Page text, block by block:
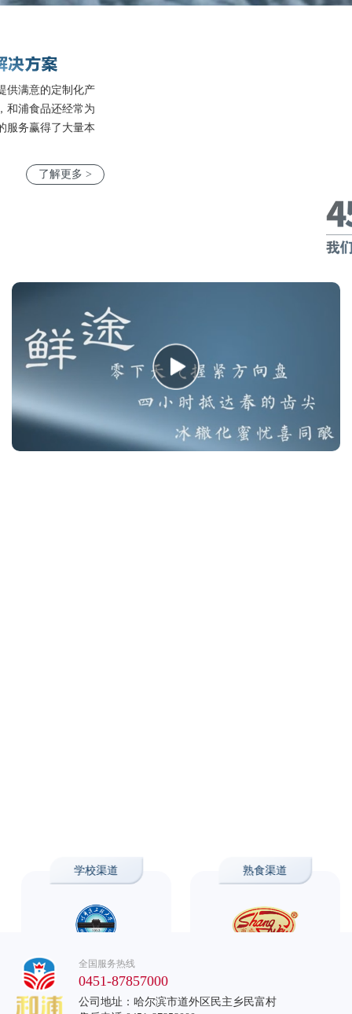
供满意的定制化产
和浦食品还经常为
服务赢得了大量本
了解更多 >
学校渠道
哈尔滨工程大学
熟食渠道
全国服务热线
0451-87857000
公司地址：哈尔滨市道外区民主乡民富村